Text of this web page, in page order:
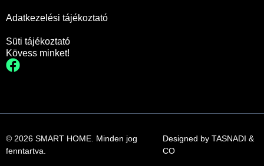
Adatkezelési tájékoztató
Süti tájékoztató
Kövess minket!
© 2026 SMART HOME. Minden jog
fenntartva.
Designed by TASNADI &
CO